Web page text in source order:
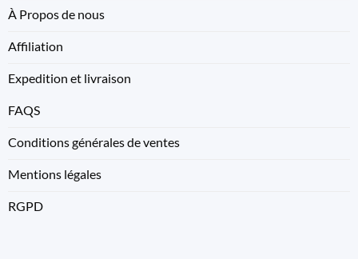
À Propos de nous
Affiliation
Expedition et livraison
FAQS
Conditions générales de ventes
Mentions légales
RGPD